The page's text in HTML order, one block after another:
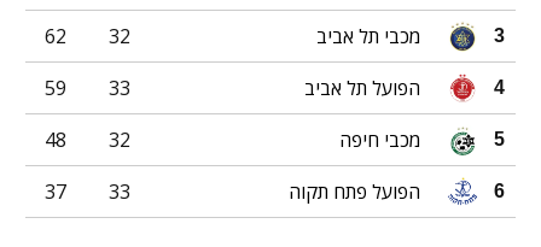
3 מכבי תל אביב 32
62
4 הפועל תל אביב 33
59
5 מכבי חיפה 32
48
6 הפועל פתח תקוה 33
37